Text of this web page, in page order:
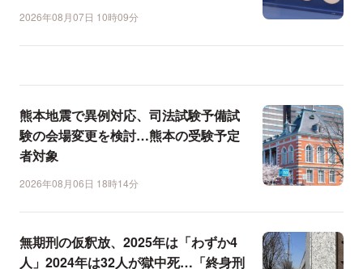
2026年08月07日 10時09分
熊本地震で異例対応、司法試験予備試
験の会場変更を検討…熊本の受験予定
者対象
2026年08月06日 18時14分
無期刑の仮釈放、2025年は「わずか4
人」2024年は32人が獄中死…「終身刑